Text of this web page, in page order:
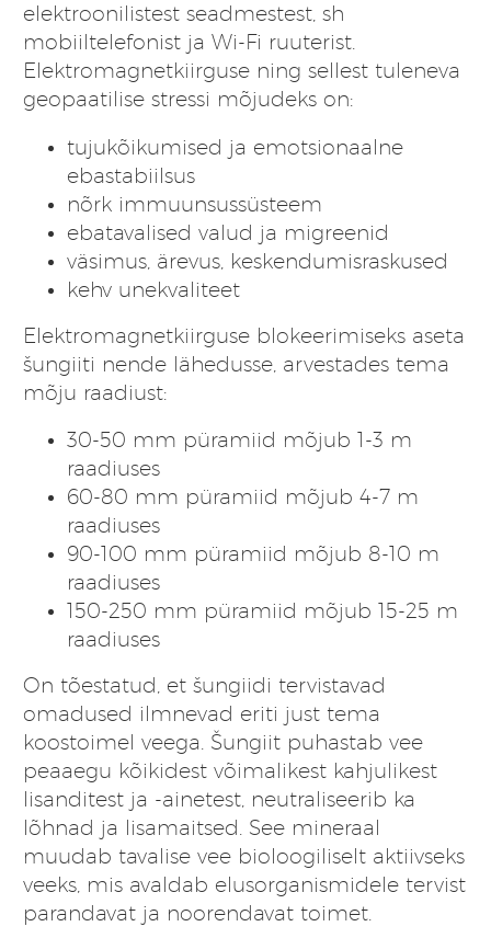
elektroonilistest seadmestest, sh
mobiiltelefonist ja Wi-Fi ruuterist.
Elektromagnetkiirguse ning sellest tuleneva
geopaatilise stressi mõjudeks on:
tujukõikumised ja emotsionaalne
ebastabiilsus
nõrk immuunsussüsteem
ebatavalised valud ja migreenid
väsimus, ärevus, keskendumisraskused
kehv unekvaliteet
Elektromagnetkiirguse blokeerimiseks aseta
šungiiti nende lähedusse, arvestades tema
mõju raadiust:
30-50 mm püramiid mõjub 1-3 m
raadiuses
60-80 mm püramiid mõjub 4-7 m
raadiuses
90-100 mm püramiid mõjub 8-10 m
raadiuses
150-250 mm püramiid mõjub 15-25 m
raadiuses
On tõestatud, et šungiidi tervistavad
omadused ilmnevad eriti just tema
koostoimel veega. Šungiit puhastab vee
peaaegu kõikidest võimalikest kahjulikest
lisanditest ja -ainetest, neutraliseerib ka
lõhnad ja lisamaitsed. See mineraal
muudab tavalise vee bioloogiliselt aktiivseks
veeks, mis avaldab elusorganismidele tervist
parandavat ja noorendavat toimet.